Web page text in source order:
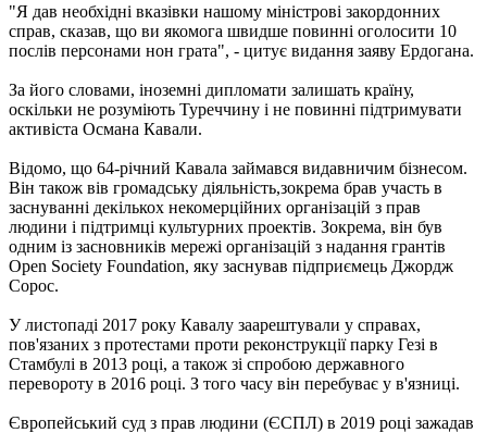
"Я дав необхідні вказівки нашому міністрові закордонних
справ, сказав, що ви якомога швидше повинні оголосити 10
послів персонами нон грата", - цитує видання заяву Ердогана.
За його словами, іноземні дипломати залишать країну,
оскільки не розуміють Туреччину і не повинні підтримувати
активіста Османа Кавали.
Відомо, що 64-річний Кавала займався видавничим бізнесом.
Він також вів громадську діяльність,зокрема брав участь в
заснуванні декількох некомерційних організацій з прав
людини і підтримці культурних проектів. Зокрема, він був
одним із засновників мережі організацій з надання грантів
Open Society Foundation, яку заснував підприємець Джордж
Сорос.
У листопаді 2017 року Кавалу заарештували у справах,
пов'язаних з протестами проти реконструкції парку Гезі в
Стамбулі в 2013 році, а також зі спробою державного
перевороту в 2016 році. З того часу він перебуває у в'язниці.
Європейський суд з прав людини (ЄСПЛ) в 2019 році зажадав